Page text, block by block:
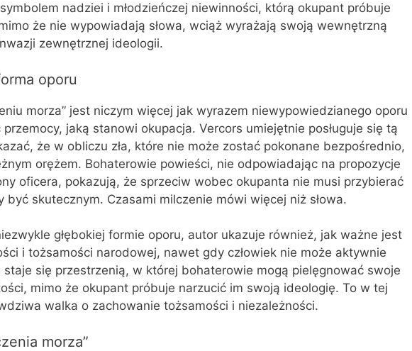
nadziei i młodzieńczej niewinności, którą okupant próbuje
że nie wypowiadają słowa, wciąż wyrażają swoją wewnętrzną
zewnętrznej ideologii.
oporu
morza” jest niczym więcej jak wyrazem niewypowiedzianego oporu
jaką stanowi okupacja. Vercors umiejętnie posługuje się tą
że w obliczu zła, które nie może zostać pokonane bezpośrednio,
orężem. Bohaterowie powieści, nie odpowiadając na propozycje
oficera, pokazują, że sprzeciw wobec okupanta nie musi przybierać
być skutecznym. Czasami milczenie mówi więcej niż słowa.
głębokiej formie oporu, autor ukazuje również, jak ważne jest
i tożsamości narodowej, nawet gdy człowiek nie może aktywnie
staje się przestrzenią, w której bohaterowie mogą pielęgnować swoje
mimo że okupant próbuje narzucić im swoją ideologię. To w tej
walka o zachowanie tożsamości i niezależności.
morza”